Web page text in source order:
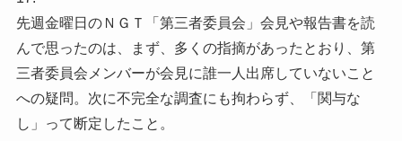
先週金曜日のＮＧＴ「第三者委員会」会見や報告書を読
んで思ったのは、まず、多くの指摘があったとおり、第
三者委員会メンバーが会見に誰一人出席していないこと
への疑問。次に不完全な調査にも拘わらず、「関与な
し」って断定したこと。